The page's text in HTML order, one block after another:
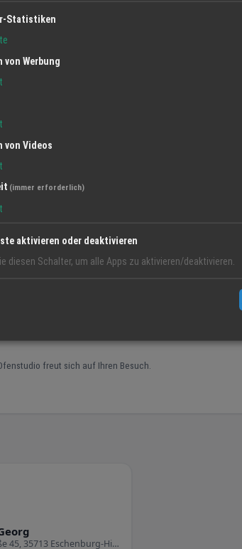
auf die Gesamte 900 Style Serie
900 Style Serie
Rabatt
freut sich auf Ihren Besuch.
Hirzenhainer Straße 45, 35713 Eschenburg-Hirzenhain
Statistiken
von Werbung
von Videos
(immer erforderlich)
aktivieren oder deaktivieren
diesen Schalter, um alle Apps zu aktivieren/deaktivieren.